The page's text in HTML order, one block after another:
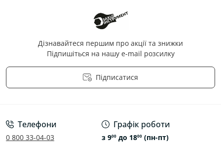
Дізнавайтеся першим про акції та знижки
Підпишіться на нашу e-mail розсилку
Підписатися
Телефони
0 800 33-04-03
Графік роботи
з 900до 1800(пн-пт)